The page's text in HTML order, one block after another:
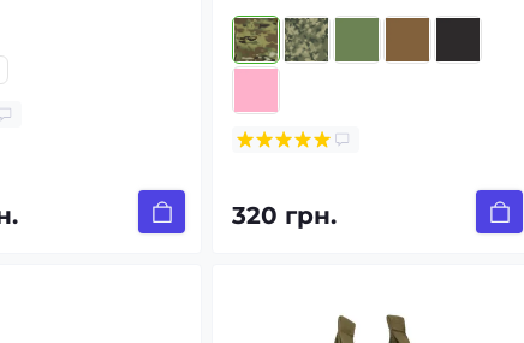
320 грн.